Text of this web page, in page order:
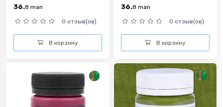
36.8 man
0 отзыв(ов)
В корзину
36.8 man
0 отзыв(ов)
В корзину